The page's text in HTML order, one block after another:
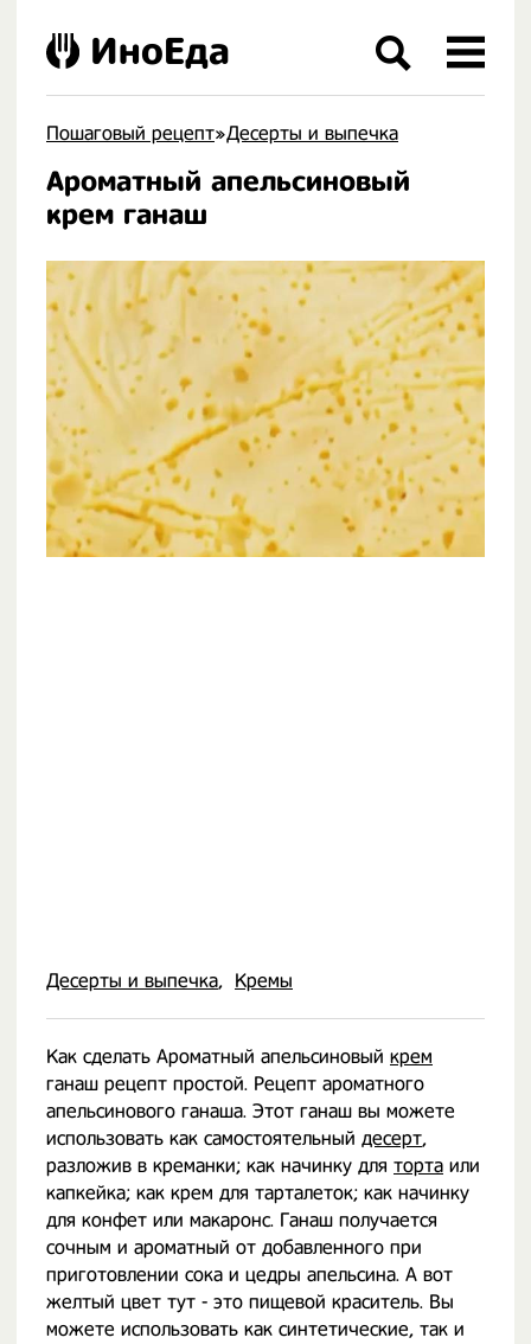
Пошаговый рецепт»Десерты и выпечка
Ароматный апельсиновый
крем ганаш
Десерты и выпечка Кремы
Как сделать Ароматный апельсиновый крем
ганаш рецепт простой. Рецепт ароматного
апельсинового ганаша. Этот ганаш вы можете
использовать как самостоятельный десерт,
разложив в креманки; как начинку для торта или
капкейка; как крем для тарталеток; как начинку
для конфет или макаронс. Ганаш получается
сочным и ароматный от добавленного при
приготовлении сока и цедры апельсина. А вот
желтый цвет тут - это пищевой краситель. Вы
можете использовать как синтетические, так и
ИноЕда